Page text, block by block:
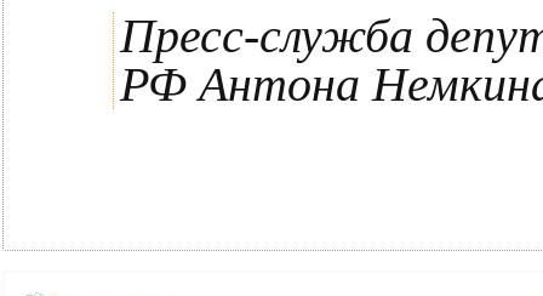
Пресс-служба
РФ Антона